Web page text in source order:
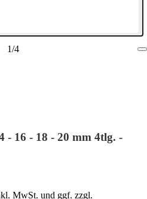
1/4
- 16 - 18 - 20 mm 4tlg. -
MwSt. und ggf. zzgl.